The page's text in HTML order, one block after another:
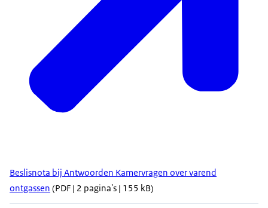
Beslisnota bij Antwoorden Kamervragen over varend
ontgassen (PDF | 2 pagina's | 155 kB)